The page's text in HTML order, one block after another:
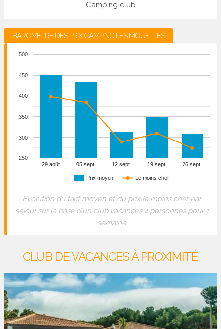
Camping club
BAROMÈTRE DES PRIX CAMPING LES MOUETTES
Prix moyen Le moins cher
29 août 05 sept. 12 sept. 19 sept. 26 sept.
250
300
350
400
450
500
Evolution du tarif moyen et du prix le moins cher par
séjour sur la base d'un club vacances 4 personnes pour 1
semaine
CLUB DE VACANCES À PROXIMITÉ